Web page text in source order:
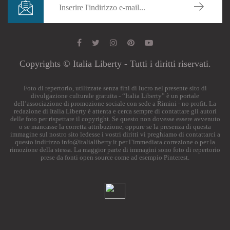
Copyrights © Italia Liberty - Tutti i diritti riservati.
Foto di repertorio, utilizzate senza fini di lucro nel presente sito di
divulgazione culturale gratuita - “Italia Liberty” è un portale
dell’associazione di promozione sociale con sede a Rimini - no profit. La
redazione di Italia Liberty è attenta e cerca sempre di contattare gli autori
delle foto per rispettare il copyright. Se questo non dovesse essere avvenuto
o se mancasse la corretta attribuzione, oppure se la presenza di questa
immagine sul nostro sito ledesse i vostri diritti vi preghiamo di contattarci a
questo indirizzo info@italialiberty.it per l’immediata correzione o per la
rimozione della stessa. La maggior parte di immagini sono foto di repertorio
prese da fonti open source come ad esempio Pinterest.